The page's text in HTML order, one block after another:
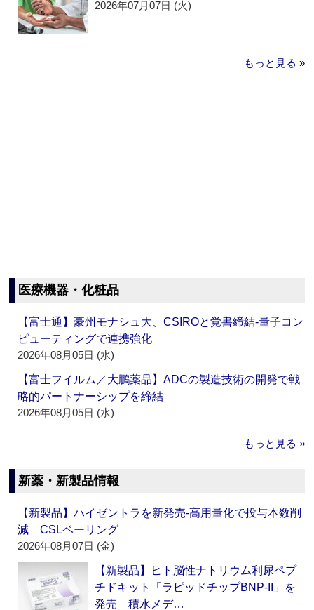
2026年07月07日 (火)
もっと見る »
医療機器・化粧品
【富士通】豪州モナシュ大、CSIROと覚書締結‐量子コン
ピューティングで連携強化
2026年08月05日 (水)
【富士フイルム／大鵬薬品】ADCの製造技術の開発で戦
略的パートナーシップを締結
2026年08月05日 (水)
もっと見る »
新薬・新製品情報
【新製品】ハイゼントラを新発売‐高用量化で投与本数削
減 CSLベーリング
2026年08月07日 (金)
【新製品】ヒト脳性ナトリウム利尿ペプ
チドキット「ラピッドチップBNP-II」を
発売 積水メデ…